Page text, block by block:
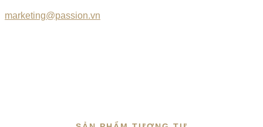
marketing@passion.vn